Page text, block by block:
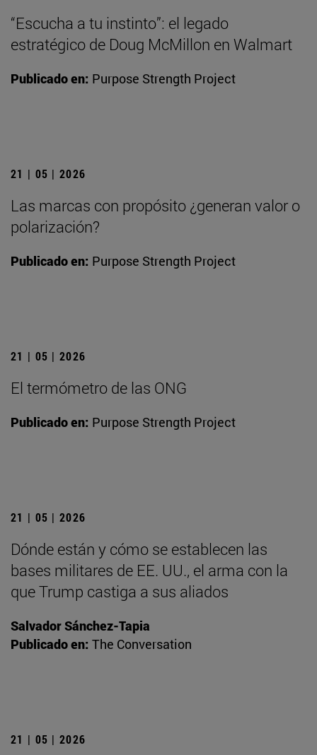
“Escucha a tu instinto”: el legado
estratégico de Doug McMillon en Walmart
Publicado en: Purpose Strength Project
21 | 05 | 2026
Las marcas con propósito ¿generan valor o
polarización?
Publicado en: Purpose Strength Project
21 | 05 | 2026
El termómetro de las ONG
Publicado en: Purpose Strength Project
21 | 05 | 2026
Dónde están y cómo se establecen las
bases militares de EE. UU., el arma con la
que Trump castiga a sus aliados
Salvador Sánchez-Tapia
Publicado en: The Conversation
21 | 05 | 2026